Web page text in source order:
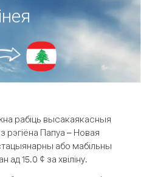
рабіць высакаякасныя
з рэгіёна Папуа – Новая
або мабільны
ад 15.0 ¢ за хвіліну.